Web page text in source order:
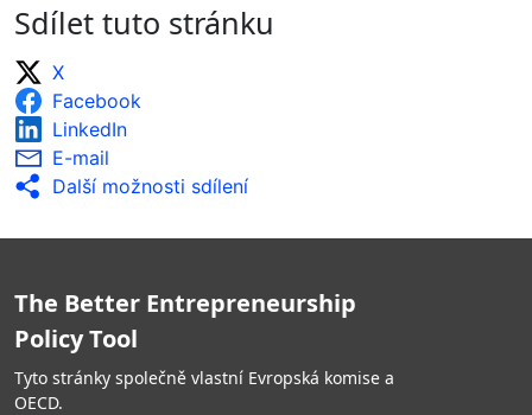
Sdílet tuto stránku
X
Facebook
LinkedIn
E-mail
Další možnosti sdílení
The Better Entrepreneurship
Policy Tool
Tyto stránky společně vlastní Evropská komise a
OECD.